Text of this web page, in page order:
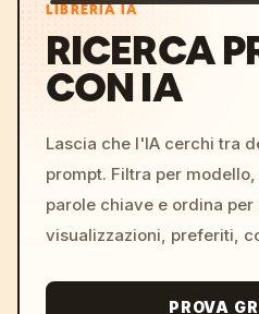
LIBRERIA IA
RICERCA
CON IA
Lascia che l'IA cerchi tra
prompt. Filtra per
parole chiave e ordina per
visualizzazioni, preferiti,
PROVA